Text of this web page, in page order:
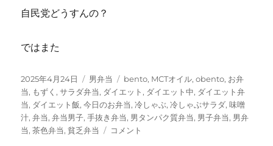
自民党どうすんの？
ではまた
投
稿
日:
2025年4月24日
カ
テ
ゴ
リ
ー
男弁当
タ
グ
bento, MCTオイル,obento, お弁
当, もずく,サラダ弁当, ダイエット, ダイエット中, ダイエット弁
当, ダイエット飯,今日のお弁当,冷しゃぶ,冷しゃぶサラダ,味噌
汁,弁当,弁当男子,手抜き弁当, 男タンパク質弁当, 男子弁当, 男弁
当,茶色弁当,貧乏弁当
筍
コメント